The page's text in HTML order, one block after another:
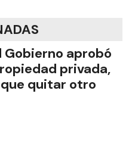
Gobierno aprobó
privada,
quitar otro